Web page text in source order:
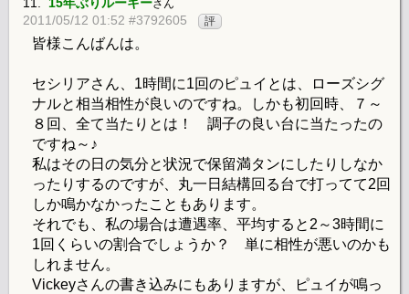
11. 15年ぶりルーキーさん
2011/05/12 01:52 #3792605 評
皆様こんばんは。
セシリアさん、1時間に1回のピュイとは、ローズシグ
ナルと相当相性が良いのですね。しかも初回時、７～
８回、全て当たりとは！ 調子の良い台に当たったの
ですね～♪
私はその日の気分と状況で保留満タンにしたりしなか
ったりするのですが、丸一日結構回る台で打ってて2回
しか鳴かなかったこともあります。
それでも、私の場合は遭遇率、平均すると2～3時間に
1回くらいの割合でしょうか？ 単に相性が悪いのかも
しれません。
Vickeyさんの書き込みにもありますが、ピュイが鳴っ